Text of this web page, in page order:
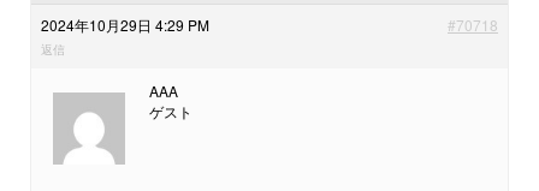
2024年10月29日 4:29 PM #70718
返信
AAA
ゲスト